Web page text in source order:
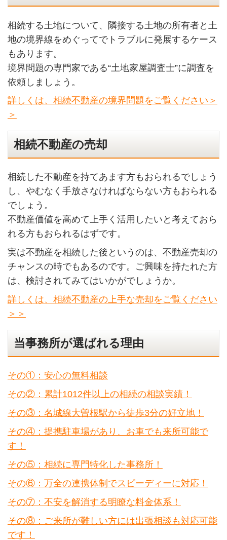
相続する土地について、隣接する土地の所有者と土
地の境界線をめぐってでトラブルに発展するケース
もあります。
境界問題の専門家である“土地家屋調査士”に調査を
依頼しましょう。
詳しくは、相続不動産の境界問題をご覧ください＞
＞
相続不動産の売却
相続した不動産を持てあます方もおられるでしょう
し、やむなく手放さなければならない方もおられる
でしょう。
不動産価値を高めて上手く活用したいと考えておら
れる方もおられるはずです。
実は不動産を相続した後というのは、不動産売却の
チャンスの時でもあるのです。ご興味を持たれた方
は、検討されてみてはいかがでしょうか。
詳しくは、相続不動産の上手な売却をご覧ください
＞＞
当事務所が選ばれる理由
その①：安心の無料相談
その②：累計1012件以上の相続の相談実績！
その③：名城線大曽根駅から徒歩3分の好立地！
その④：提携駐車場があり、お車でも来所可能で
す！
その⑤：相続に専門特化した事務所！
その⑥：万全の連携体制でスピーディーに対応！
その⑦：不安を解消する明瞭な料金体系！
その⑧：ご来所が難しい方には出張相談も対応可能
です！